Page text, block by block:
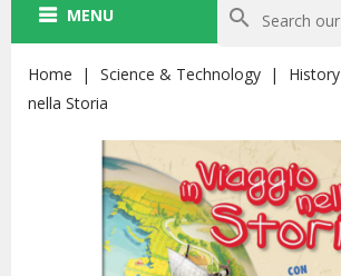
MENU search
Home Science & Technology History
nella Storia